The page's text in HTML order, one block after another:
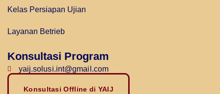
Kelas Persiapan Ujian
Layanan Betrieb
Konsultasi Program
yaij.solusi.int@gmail.com
Konsultasi Offline di YAIJ